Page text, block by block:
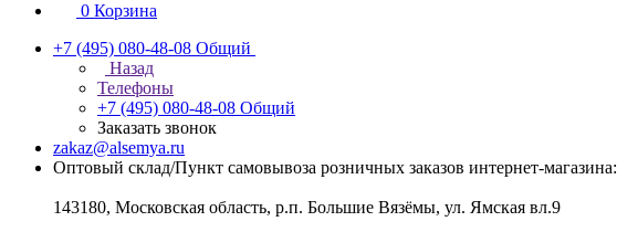
0 Корзина
+7 (495) 080-48-08 Общий
Назад
Телефоны
+7 (495) 080-48-08 Общий
Заказать звонок
zakaz@alsemya.ru
Оптовый склад/Пункт самовывоза розничных заказов интернет-магазина:
143180, Московская область, р.п. Большие Вязёмы, ул. Ямская вл.9